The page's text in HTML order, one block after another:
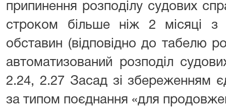
припинення розподілу судових
строком більше ніж 2 місяці з
обставин (відповідно до табелю
автоматизований розподіл
2.24, 2.27 Засад зі збереженням
за типом поєднання «для